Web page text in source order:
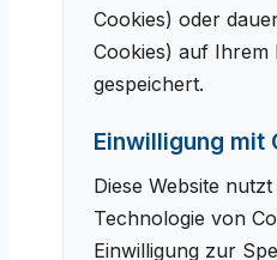
Cookies) oder
Cookies) auf Ihrem
gespeichert.
Einwilligung mit
Diese Website
Technologie von
Einwilligung zur